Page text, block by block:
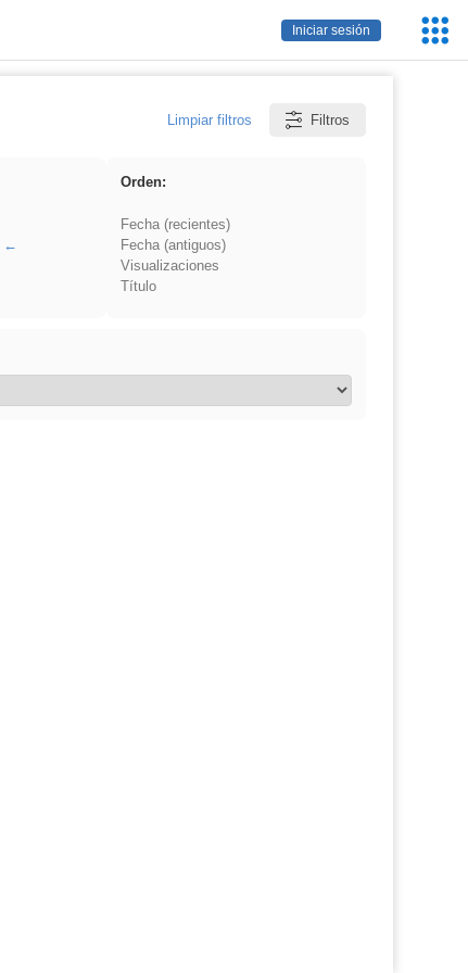
Iniciar sesión
Limpiar filtros Filtros
Orden:
Fecha (recientes)
Fecha (antiguos)
Visualizaciones
Título